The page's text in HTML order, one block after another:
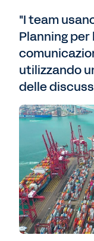
"I team
Planning
utilizzando
delle